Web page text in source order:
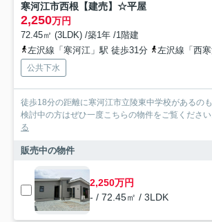
寒河江市西根【建売】☆平屋
2,250万円
72.45㎡ (3LDK) /築1年 /1階建
左沢線「寒河江」駅 徒歩31分
左沢線「西
公共下水
徒歩18分の距離に寒河江市立陵東中学校があるの
検討中の方はぜひ一度こちらの物件をご覧くださ
る
販売中の物件
2,250万円
- / 72.45㎡ / 3LDK